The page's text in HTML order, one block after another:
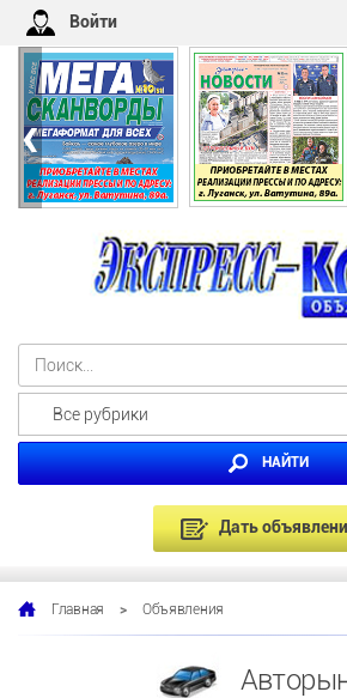
Войти
‹
Все рубрики
НАЙТИ
Дать
Главная > Объявления